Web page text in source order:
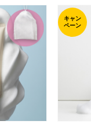
キャン
ペーン